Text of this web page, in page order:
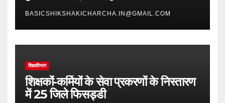
BASICSHIKSHAKICHARCHA.IN@GMAIL.COM
शिक्षाविभाग
शिक्षकों-कर्मियों के सेवा प्रकरणों के निस्तारण
में 25 जिले फिसड्डी